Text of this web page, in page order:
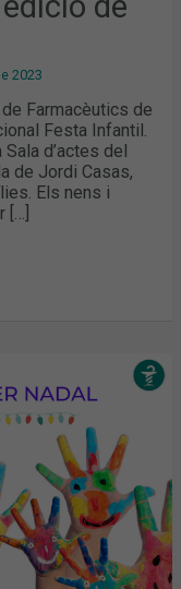
2023
Farmacèutics de
Festa Infantil.
d’actes del
de Jordi Casas,
Els nens i
[…]